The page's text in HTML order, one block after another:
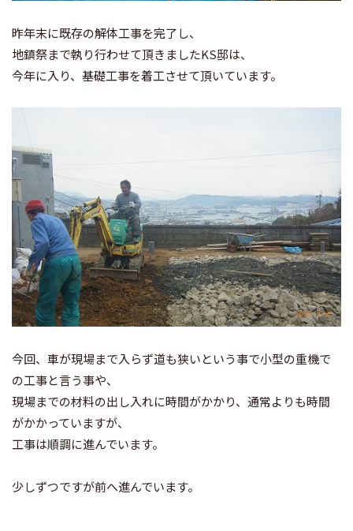
昨年末に既存の解体工事を完了し、
地鎮祭まで執り行わせて頂きましたKS邸は、
今年に入り、基礎工事を着工させて頂いています。
今回、車が現場まで入らず道も狭いという事で小型の重機で
の工事と言う事や、
現場までの材料の出し入れに時間がかかり、通常よりも時間
がかかっていますが、
工事は順調に進んでいます。
少しずつですが前へ進んでいます。